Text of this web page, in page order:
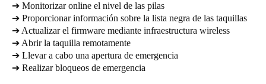
➔ Monitorizar online el nivel de las pilas
➔ Proporcionar información sobre la lista negra de las taquillas
➔ Actualizar el firmware mediante infraestructura wireless
➔ Abrir la taquilla remotamente
➔ Llevar a cabo una apertura de emergencia
➔ Realizar bloqueos de emergencia